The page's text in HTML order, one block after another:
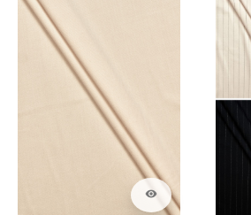
visibility